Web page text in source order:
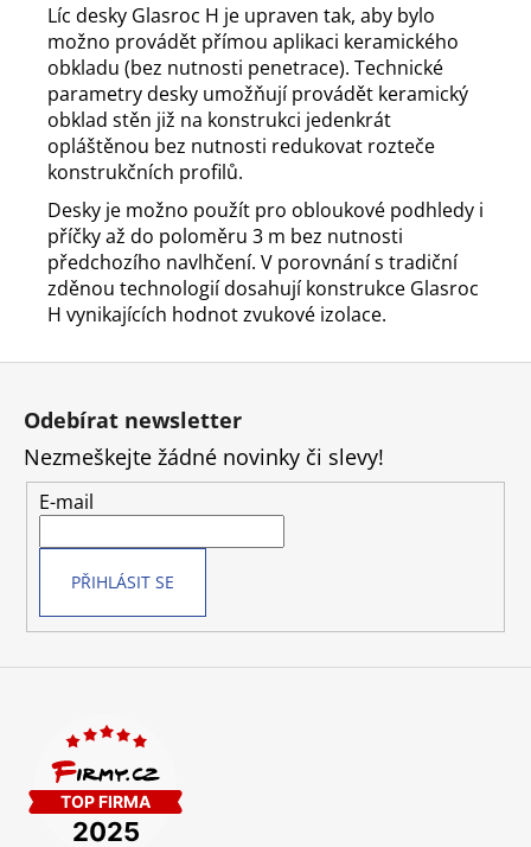
Líc desky Glasroc H je upraven tak, aby bylo
možno provádět přímou aplikaci keramického
obkladu (bez nutnosti penetrace). Technické
parametry desky umožňují provádět keramický
obklad stěn již na konstrukci jedenkrát
opláštěnou bez nutnosti redukovat rozteče
konstrukčních profilů.
Desky je možno použít pro obloukové podhledy i
příčky až do poloměru 3 m bez nutnosti
předchozího navlhčení. V porovnání s tradiční
zděnou technologií dosahují konstrukce Glasroc
H vynikajících hodnot zvukové izolace.
Z
Odebírat newsletter
Nezmeškejte žádné novinky či slevy!
E-mail
PŘIHLÁSIT SE